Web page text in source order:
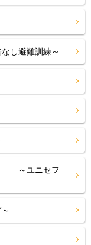
し避難訓練～
」 ～ユニセフ